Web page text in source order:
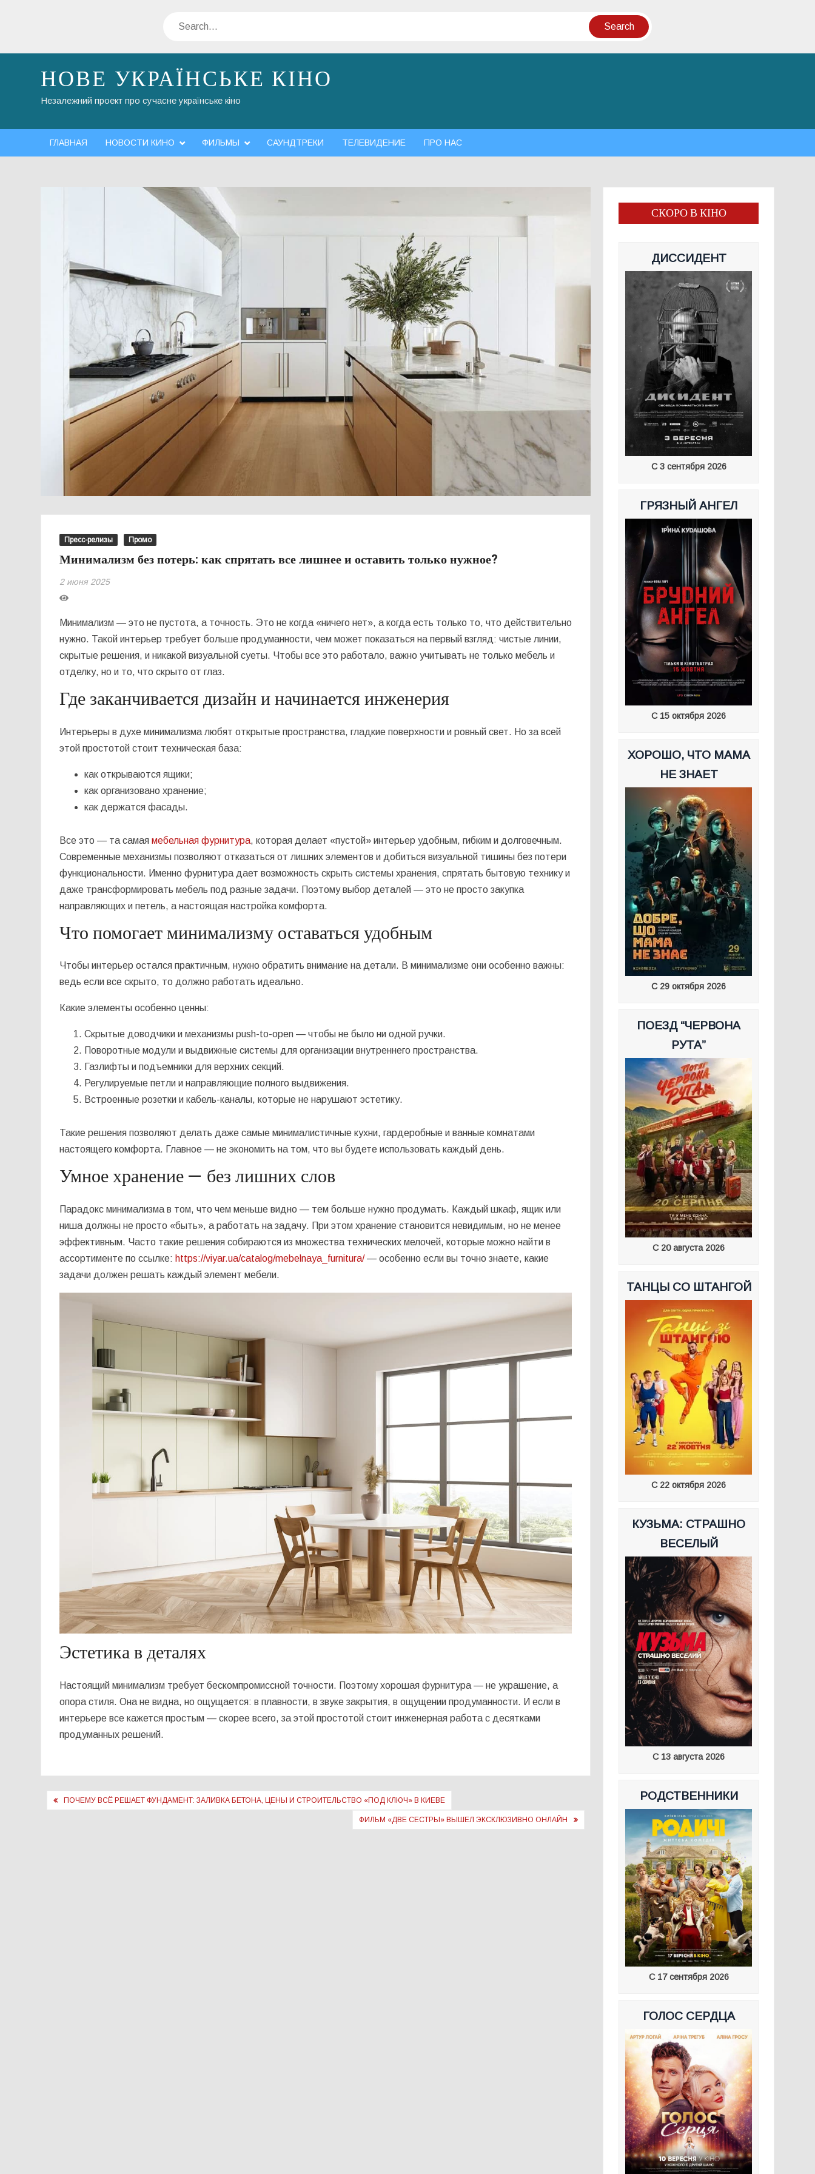
Search
НОВЕ УКРАЇНСЬКЕ КІНО
Незалежний проект про сучасне українське кіно
ГЛАВНАЯ НОВОСТИ КИНО ФИЛЬМЫ САУНДТРЕКИ ТЕЛЕВИДЕНИЕ ПРО НАС
Пресс-релизы Промо
Минимализм без потерь: как спрятать все лишнее и оставить только нужное?
2 июня 2025
Минимализм — это не пустота, а точность. Это не когда «ничего нет», а когда есть только то, что действительно
нужно. Такой интерьер требует больше продуманности, чем может показаться на первый взгляд: чистые линии,
скрытые решения, и никакой визуальной суеты. Чтобы все это работало, важно учитывать не только мебель и
отделку, но и то, что скрыто от глаз.
Где заканчивается дизайн и начинается инженерия
Интерьеры в духе минимализма любят открытые пространства, гладкие поверхности и ровный свет. Но за всей
этой простотой стоит техническая база:
как открываются ящики;
как организовано хранение;
как держатся фасады.
Все это — та самаямебельная фурнитура, которая делает «пустой» интерьер удобным, гибким и долговечным.
Современные механизмы позволяют отказаться от лишних элементов и добиться визуальной тишины без потери
функциональности. Именно фурнитура дает возможность скрыть системы хранения, спрятать бытовую технику и
даже трансформировать мебель под разные задачи. Поэтому выбор деталей — это не просто закупка
направляющих и петель, а настоящая настройка комфорта.
Что помогает минимализму оставаться удобным
Чтобы интерьер остался практичным, нужно обратить внимание на детали. В минимализме они особенно важны:
ведь если все скрыто, то должно работать идеально.
Какие элементы особенно ценны:
Скрытые доводчики и механизмы push-to-open — чтобы не было ни одной ручки.
Поворотные модули и выдвижные системы для организации внутреннего пространства.
Газлифты и подъемники для верхних секций.
Регулируемые петли и направляющие полного выдвижения.
Встроенные розетки и кабель-каналы, которые не нарушают эстетику.
Такие решения позволяют делать даже самые минималистичные кухни, гардеробные и ванные комнатами
настоящего комфорта. Главное — не экономить на том, что вы будете использовать каждый день.
Умное хранение — без лишних слов
Парадокс минимализма в том, что чем меньше видно — тем больше нужно продумать. Каждый шкаф, ящик или
ниша должны не просто «быть», а работать на задачу. При этом хранение становится невидимым, но не менее
эффективным. Часто такие решения собираются из множества технических мелочей, которые можно найти в
ассортименте по ссылке: https://viyar.ua/catalog/mebelnaya_furnitura/— особенно если вы точно знаете, какие
задачи должен решать каждый элемент мебели.
Эстетика в деталях
Настоящий минимализм требует бескомпромиссной точности. Поэтому хорошая фурнитура — не украшение, а
опора стиля. Она не видна, но ощущается: в плавности, в звуке закрытия, в ощущении продуманности. И если в
интерьере все кажется простым — скорее всего, за этой простотой стоит инженерная работа с десятками
продуманных решений.
Навигация
ПОЧЕМУ ВСЁ РЕШАЕТ ФУНДАМЕНТ: ЗАЛИВКА БЕТОНА, ЦЕНЫ И СТРОИТЕЛЬСТВО «ПОД КЛЮЧ» В КИЕВЕ
ФИЛЬМ «ДВЕ СЕСТРЫ» ВЫШЕЛ ЭКСКЛЮЗИВНО ОНЛАЙН
СКОРО В КІНО
ДИССИДЕНТ
С 3 сентября 2026
ГРЯЗНЫЙ АНГЕЛ
С 15 октября 2026
ХОРОШО, ЧТО МАМА
НЕ ЗНАЕТ
С 29 октября 2026
ПОЕЗД “ЧЕРВОНА
РУТА”
С 20 августа 2026
ТАНЦЫ СО ШТАНГОЙ
С 22 октября 2026
КУЗЬМА: СТРАШНО
ВЕСЕЛЫЙ
С 13 августа 2026
РОДСТВЕННИКИ
С 17 сентября 2026
ГОЛОС СЕРДЦА